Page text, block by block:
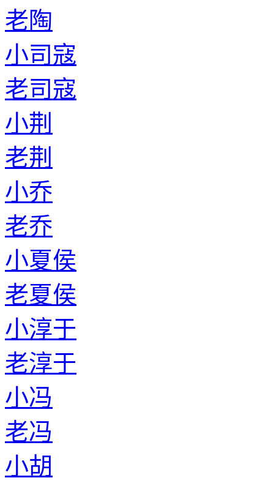
老陶
小司寇
老司寇
小荆
老荆
小乔
老乔
小夏侯
老夏侯
小淳于
老淳于
小冯
老冯
小胡